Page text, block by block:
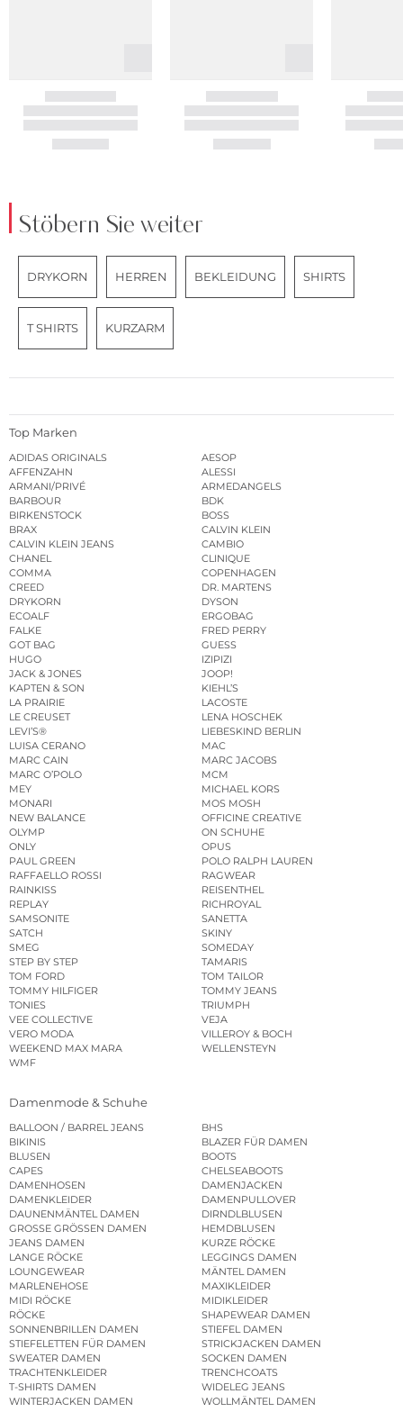
Stöbern Sie weiter
DRYKORN HERREN BEKLEIDUNG SHIRTS
T SHIRTS KURZARM
Top Marken
ADIDAS ORIGINALS
AESOP
AFFENZAHN
ALESSI
ARMANI/PRIVÉ
ARMEDANGELS
BARBOUR
BDK
BIRKENSTOCK
BOSS
BRAX
CALVIN KLEIN
CALVIN KLEIN JEANS
CAMBIO
CHANEL
CLINIQUE
COMMA
COPENHAGEN
CREED
DR. MARTENS
DRYKORN
DYSON
ECOALF
ERGOBAG
FALKE
FRED PERRY
GOT BAG
GUESS
HUGO
IZIPIZI
JACK & JONES
JOOP!
KAPTEN & SON
KIEHL’S
LA PRAIRIE
LACOSTE
LE CREUSET
LENA HOSCHEK
LEVI’S®
LIEBESKIND BERLIN
LUISA CERANO
MAC
MARC CAIN
MARC JACOBS
MARC O’POLO
MCM
MEY
MICHAEL KORS
MONARI
MOS MOSH
NEW BALANCE
OFFICINE CREATIVE
OLYMP
ON SCHUHE
ONLY
OPUS
PAUL GREEN
POLO RALPH LAUREN
RAFFAELLO ROSSI
RAGWEAR
RAINKISS
REISENTHEL
REPLAY
RICHROYAL
SAMSONITE
SANETTA
SATCH
SKINY
SMEG
SOMEDAY
STEP BY STEP
TAMARIS
TOM FORD
TOM TAILOR
TOMMY HILFIGER
TOMMY JEANS
TONIES
TRIUMPH
VEE COLLECTIVE
VEJA
VERO MODA
VILLEROY & BOCH
WEEKEND MAX MARA
WELLENSTEYN
WMF
Damenmode & Schuhe
BALLOON / BARREL JEANS
BHS
BIKINIS
BLAZER FÜR DAMEN
BLUSEN
BOOTS
CAPES
CHELSEABOOTS
DAMENHOSEN
DAMENJACKEN
DAMENKLEIDER
DAMENPULLOVER
DAUNENMÄNTEL DAMEN
DIRNDLBLUSEN
GROSSE GRÖSSEN DAMEN
HEMDBLUSEN
JEANS DAMEN
KURZE RÖCKE
LANGE RÖCKE
LEGGINGS DAMEN
LOUNGEWEAR
MÄNTEL DAMEN
MARLENEHOSE
MAXIKLEIDER
MIDI RÖCKE
MIDIKLEIDER
RÖCKE
SHAPEWEAR DAMEN
SONNENBRILLEN DAMEN
STIEFEL DAMEN
STIEFELETTEN FÜR DAMEN
STRICKJACKEN DAMEN
SWEATER DAMEN
SOCKEN DAMEN
TRACHTENKLEIDER
TRENCHCOATS
T-SHIRTS DAMEN
WIDELEG JEANS
WINTERJACKEN DAMEN
WOLLMÄNTEL DAMEN